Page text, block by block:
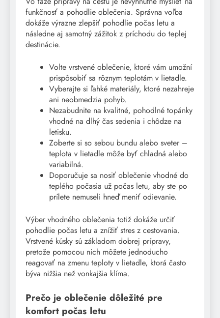
funkčnosť a pohodlie oblečenia. Správna voľba
dokáže výrazne zlepšiť pohodlie počas letu a
následne aj samotný zážitok z príchodu do teplej
destinácie.
Volte vrstvené oblečenie, ktoré vám umožní
prispôsobiť sa rôznym teplotám v lietadle.
Vyberajte si ľahké materiály, ktoré nezahreje
ani neobmedzia pohyb.
Nezabudnite na kvalitné, pohodlné topánky
vhodné na dlhý čas sedenia i chôdze na
letisku.
Zoberte si so sebou bundu alebo sveter –
teplota v lietadle môže byť chladná alebo
variabilná.
Doporučuje sa nosiť oblečenie vhodné do
teplého počasia už počas letu, aby ste po
prílete nemuseli hneď meniť odievanie.
Výber vhodného oblečenia totiž dokáže určiť
pohodlie počas letu a znížiť stres z cestovania.
Vrstvené kúsky sú základom dobrej prípravy,
pretože pomocou nich môžete jednoducho
reagovať na zmenu teploty v lietadle, ktorá často
býva nižšia než vonkajšia klíma.
Prečo je oblečenie dôležité pre
komfort počas letu